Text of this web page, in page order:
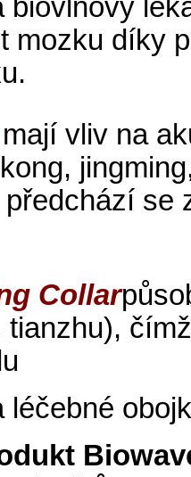
biovlnový
mozku díky
mají vliv na
se
Collar
tianzhu),
léčebné